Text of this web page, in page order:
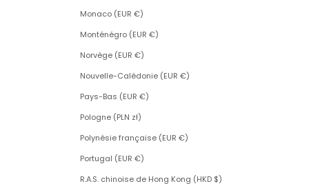
Monaco (EUR €)
Monténégro (EUR €)
Norvège (EUR €)
Nouvelle-Calédonie (EUR €)
Pays-Bas (EUR €)
Pologne (PLN zł)
Polynésie française (EUR €)
Portugal (EUR €)
R.A.S. chinoise de Hong Kong (HKD $)